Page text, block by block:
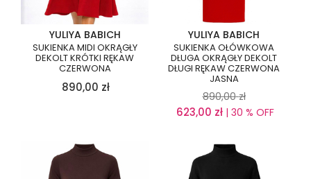
YULIYA BABICH
SUKIENKA MIDI OKRĄGŁY
DEKOLT KRÓTKI RĘKAW
CZERWONA
890,00 zł
YULIYA BABICH
SUKIENKA OŁÓWKOWA
DŁUGA OKRĄGŁY DEKOLT
DŁUGI RĘKAW CZERWONA
JASNA
890,00 zł
623,00 zł| 30 % OFF